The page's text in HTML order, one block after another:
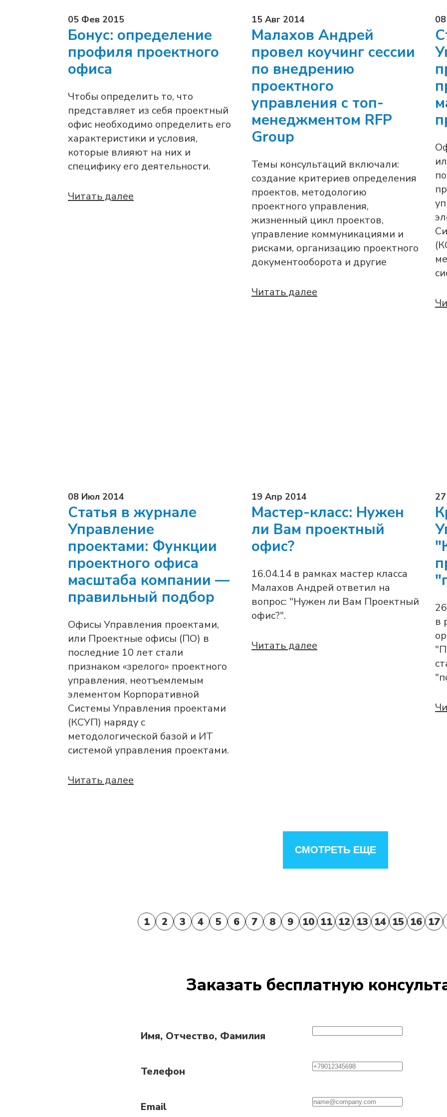
05 Фев 2015
Бонус: определение
профиля проектного
офиса
Чтобы определить то, что
представляет из себя проектный
офис необходимо определить его
характеристики и условия,
которые влияют на них и
специфику его деятельности.
Читать далее
15 Авг 2014
Малахов Андрей
провел коучинг сессии
по внедрению
проектного
управления с топ-
менеджментом RFP
Group
Темы консультаций включали:
создание критериев определения
проектов, методологию
проектного управления,
жизненный цикл проектов,
управление коммуникациями и
рисками, организацию проектного
документооборота и другие
Читать далее
08 Июл 2014
Статья в журнале
Управление
проектами: Функции
проектного офиса
масштаба компании —
правильный подбор
Офисы Управления проектами,
или Проектные офисы (ПО) в
последние 10 лет стали
признаком «зрелого» проектного
управления, неотъемлемым
элементом Корпоративной
Системы Управления проектами
(КСУП) наряду с
методологической базой и ИТ
системой управления проектами.
Читать далее
19 Апр 2014
Мастер-класс: Нужен
ли Вам проектный
офис?
16.04.14 в рамках мастер класса
Малахов Андрей ответил на
вопрос: "Нужен ли Вам Проектный
офис?".
Читать далее
в
СМОТРЕТЬ ЕЩЕ
1 2 3 4 5 6 7 8 9 10 11 12 13 14 15 16 17
Заказать бесплатную
Имя, Отчество, Фамилия
Телефон
Email